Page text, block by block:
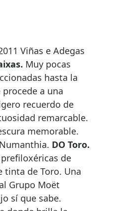
Viñas e Adegas
Muy pocas
hasta la
a una
recuerdo de
remarcable.
memorable.
DO Toro.
de
tinta de Toro. Una
Grupo Moët
sí que sabe.